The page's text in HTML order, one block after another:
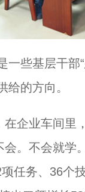
些基层干部“
的方向。
企业车间里
。不会就学
任务、36个